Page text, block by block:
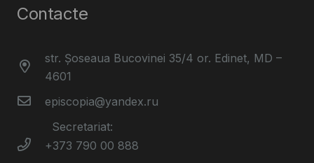
Contacte
str. Șoseaua Bucovinei 35/4 or. Edinet, MD –
4601
episcopia@yandex.ru
Secretariat:
+373 790 00 888